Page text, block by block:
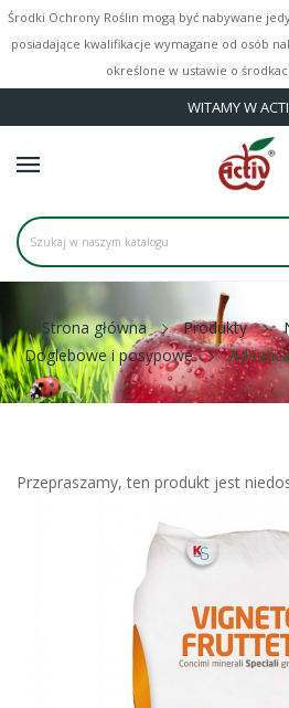
Środki Ochrony Roślin mogą być nabywane
posiadające kwalifikacje wymagane od osób
określone w ustawie o
WITAMY W
Strona główna Produkty
Doglebowe i posypowe
Przepraszamy, ten produkt jest